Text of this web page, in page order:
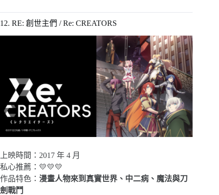
12. RE: 創世主們 / Re: CREATORS
上映時間：2017 年 4 月
私心推薦：💛💛💛
作品特色： 漫畫人物來到真實世界、中二病、魔法與刀
劍戰鬥